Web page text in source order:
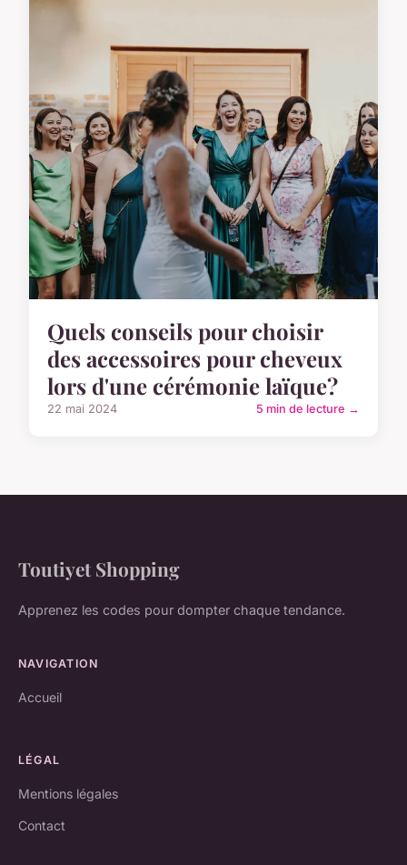
Quels conseils pour choisir
des accessoires pour cheveux
lors d'une cérémonie laïque?
22 mai 2024 5 min de lecture →
Toutiyet Shopping
Apprenez les codes pour dompter chaque tendance.
NAVIGATION
Accueil
LÉGAL
Mentions légales
Contact